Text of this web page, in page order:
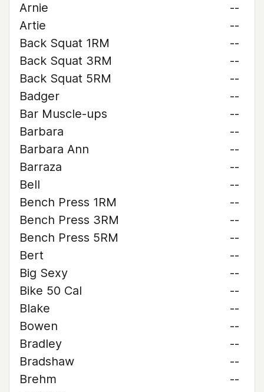
Arnie
--
Artie
--
Back Squat 1RM
--
Back Squat 3RM
--
Back Squat 5RM
--
Badger
--
Bar Muscle-ups
--
Barbara
--
Barbara Ann
--
Barraza
--
Bell
--
Bench Press 1RM
--
Bench Press 3RM
--
Bench Press 5RM
--
Bert
--
Big Sexy
--
Bike 50 Cal
--
Blake
--
Bowen
--
Bradley
--
Bradshaw
--
Brehm
--